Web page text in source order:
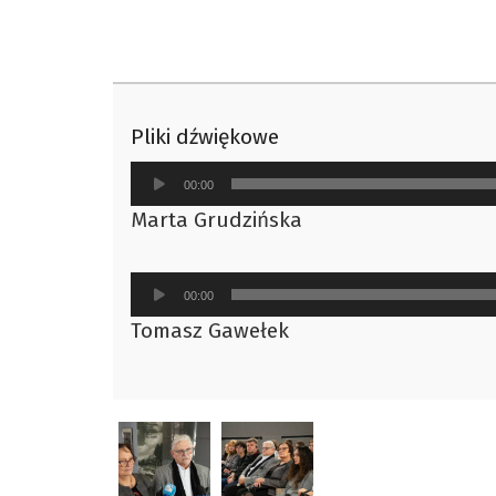
Pliki dźwiękowe
Odtwarzacz
plików
dźwiękowych
00:00
Marta Grudzińska
Odtwarzacz
plików
dźwiękowych
00:00
Tomasz Gawełek